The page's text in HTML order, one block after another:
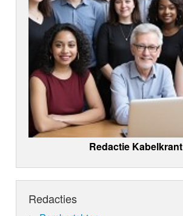
Redactie Kabelkrant
Redacties